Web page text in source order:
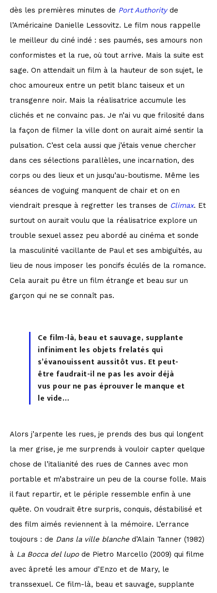
dès les premières minutes de Port Authorityde
l’Américaine Danielle Lessovitz. Le film nous rappelle
le meilleur du ciné indé : ses paumés, ses amours non
conformistes et la rue, où tout arrive. Mais la suite est
sage. On attendait un film à la hauteur de son sujet, le
choc amoureux entre un petit blanc taiseux et un
transgenre noir. Mais la réalisatrice accumule les
clichés et ne convainc pas. Je n’ai vu que frilosité dans
la façon de filmer la ville dont on aurait aimé sentir la
pulsation. C’est cela aussi que j’étais venue chercher
dans ces sélections parallèles, une incarnation, des
corps ou des lieux et un jusqu’au-boutisme. Même les
séances de voguing manquent de chair et on en
viendrait presque à regretter les transes de Climax. Et
surtout on aurait voulu que la réalisatrice explore un
trouble sexuel assez peu abordé au cinéma et sonde
la masculinité vacillante de Paul et ses ambiguïtés, au
lieu de nous imposer les poncifs éculés de la romance.
Cela aurait pu être un film étrange et beau sur un
garçon qui ne se connaît pas.
Ce film-là, beau et sauvage, supplante
infiniment les objets frelatés qui
s’évanouissent aussitôt vus. Et peut-
être faudrait-il ne pas les avoir déjà
vus pour ne pas éprouver le manque et
le vide…
Alors j’arpente les rues, je prends des bus qui longent
la mer grise, je me surprends à vouloir capter quelque
chose de l’italianité des rues de Cannes avec mon
portable et m’abstraire un peu de la course folle. Mais
il faut repartir, et le périple ressemble enfin à une
quête. On voudrait être surpris, conquis, déstabilisé et
des film aimés reviennent à la mémoire. L’errance
toujours : de Dans la ville blanche d’Alain Tanner (1982)
à La Bocca del lupode Pietro Marcello (2009) qui filme
avec âpreté les amour d’Enzo et de Mary, le
transsexuel. Ce film-là, beau et sauvage, supplante